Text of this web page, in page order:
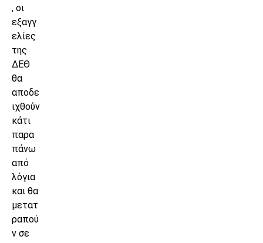
, οι
εξαγγ
ελίες
της
ΔΕΘ
θα
αποδε
ιχθούν
κάτι
παρα
πάνω
από
λόγια
και θα
μετατ
ραπού
ν σε